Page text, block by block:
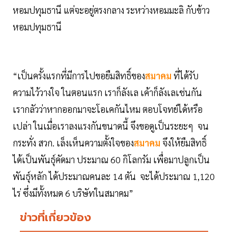
หอมปทุมธานี แต่จะอยู่ตรงกลาง ระหว่างหอมมะลิ กับข้าว
หอมปทุมธานี
“เป็นครั้งแรกที่มีการไปขอยืมสิทธิ์ของสมาคม ที่ได้รับ
ความไว้วางใจ ในตอนแรก เราก็ลังเล เค้าก็ลังเลเช่นกัน
เรากลัวว่าหากออกมาจะโอเคกันไหม ตอบโจทย์ได้หรือ
เปล่า ในเมื่อเราลงแรงกันขนาดนี้ จึงขอดูเป็นระยะๆ จน
กระทั่ง สวก. เล็งเห็นความตั้งใจของสมาคม จึงให้ยืมสิทธิ์
ได้เป็นพันธุ์คัดมา ประมาณ 60 กิโลกรัม เพื่อมาปลูกเป็น
พันธุ์หลัก ได้ประมาณคนละ 14 ตัน จะได้ประมาณ 1,120
ไร่ ซึ่งมีทั้งหมด 6 บริษัทในสมาคม”
ข่าวที่เกี่ยวข้อง